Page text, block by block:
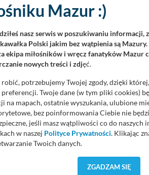
Ewangelicko-Augsburski
wydarzenia muzycznego.
artystycznej wystąpi tam
on słuchaczom wirtuozerskie
mistrzów baroku, takich jak Jan
Boehm, aż po
im. Karola Lipińskiego, który swój
ma na swoim koncie ponad 500
prestiżowe stypendium Ministra Kultury
Mazur :)
nasz serwis w poszukiwaniu
Polski jakim bez wątpienia są
ekipa miłośników i wręcz fanatyków Mazur
nowych treści i zdjęć.
potrzebujemy Twojej zgody, dzięki
Twoje dane (w tym pliki cookies)
na mapach, ostatnie wyszukania, ulubione
bez poinformowania Ciebie nie
jeśli masz wątpliwości co do naszych
w naszej Polityce Prywatności. Klikając
Twoich danych.
gdy przekazanie Twoich danych jest
ZGADZAM SIĘ